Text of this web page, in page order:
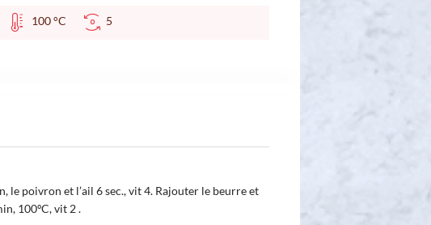
100 °C 5
le poivron et l’ail 6 sec., vit 4. Rajouter le beurre et
100ºC, vit 2 .